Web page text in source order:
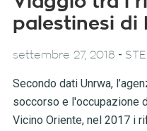
palestinesi di
settembre 27, 2018 -
Secondo dati Unrwa,
soccorso e l'occupazione
Vicino Oriente, nel 2017 i